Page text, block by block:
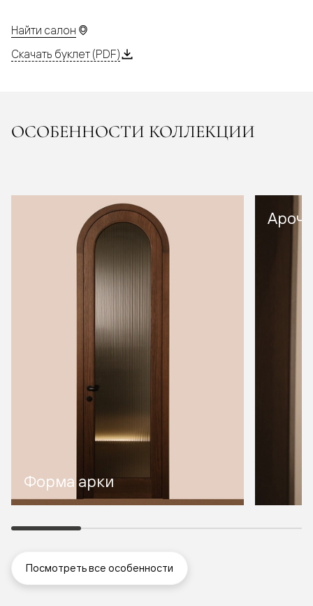
Найти салон
Скачать буклет (PDF)
ОСОБЕННОСТИ КОЛЛЕКЦИИ
Форма арки
Посмотреть все особенности